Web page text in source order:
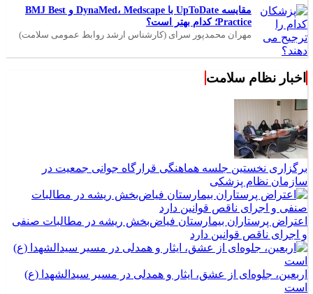
مقایسه UpToDate با DynaMed، Medscape و BMJ Best
Practice؛ کدام بهتر است؟
مهران محمدپور سرای (کارشناس ارشد روابط عمومی سلامت)
اخبار نظام سلامت
برگزاری نخستین جلسه هماهنگی قرارگاه جوانی جمعیت در
سازمان نظام پزشکی
اعتراض پرستاران بیمارستان فیاض‌بخش ریشه در مطالبات صنفی
و اجرای ناقص قوانین دارد
اربعین، جلوه‌ای از عشق، ایثار و همدلی در مسیر سیدالشهدا (ع)
است